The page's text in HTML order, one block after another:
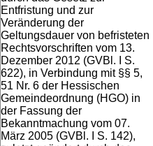
Entfristung und zur
Veränderung der
Geltungsdauer von befristeten
Rechtsvorschriften vom 13.
Dezember 2012 (GVBl. I S.
622), in Verbindung mit §§ 5,
51 Nr. 6 der Hessischen
Gemeindeordnung (HGO) in
der Fassung der
Bekanntmachung vom 07.
März 2005 (GVBl. I S. 142),